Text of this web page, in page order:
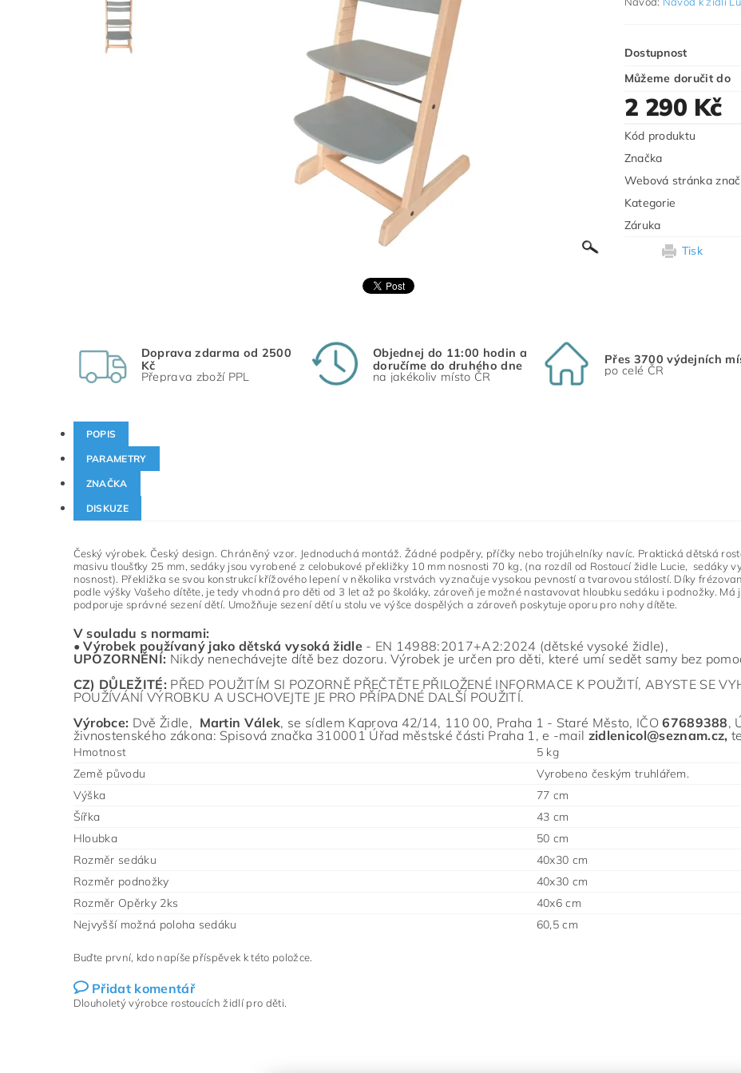
Dostupnost
Můžeme doručit do
2 290 Kč
Kód produktu
Značka
Webová stránka
Kategorie
Záruka
Tisk
Doprava zdarma od 2500
Kč
Přeprava zboží PPL
Objednej do 11:00 hodin a
doručíme do druhého dne
na jakékoliv místo ČR
Přes 3700 výdejních
po celé ČR
POPIS
PARAMETRY
ZNAČKA
DISKUZE
Český výrobek. Český design. Chráněný vzor. Jednoduchá montáž. Žádné podpěry, příčky nebo trojúhelníky navíc. Praktická dětská
masivu tloušťky 25 mm, sedáky jsou vyrobené z celobukové překližky 10 mm nosnosti 70 kg, (na rozdíl od Rostoucí židle Lucie, sedáky
nosnost). Překližka se svou konstrukcí křížového lepení v několika vrstvách vyznačuje vysokou pevností a tvarovou stálostí. Díky
podle výšky Vašeho dítěte, je tedy vhodná pro děti od 3 let až po školáky, zároveň je možné nastavovat hloubku sedáku i podnožky.
podporuje správné sezení dětí. Umožňuje sezení dětí u stolu ve výšce dospělých a zároveň poskytuje oporu pro nohy dítěte.
V souladu s normami:
• Výrobek používaný jako dětská vysoká židle - EN 14988:2017+A2:2024 (dětské vysoké židle),
UPOZORNĚNÍ: Nikdy nenechávejte dítě bez dozoru. Výrobek je určen pro děti, které umí sedět samy bez
CZ) DŮLEŽITÉ: PŘED POUŽITÍM SI POZORNĚ PŘEČTĚTE PŘILOŽENÉ INFORMACE K POUŽITÍ, ABYSTE SE
POUŽÍVÁNÍ VÝROBKU A USCHOVEJTE JE PRO PŘÍPADNÉ DALŠÍ POUŽITÍ.
Výrobce: Dvě Židle, Martin Válek, se sídlem Kaprova 42/14, 110 00, Praha 1 - Staré Město, IČO67689388,
živnostenského zákona: Spisová značka 310001 Úřad městské části Praha 1, e -mail zidlenicol@seznam.cz,
Hmotnost
5 kg
Země původu
Vyrobeno českým truhlářem.
Výška
77 cm
Šířka
43 cm
Hloubka
50 cm
Rozměr sedáku
40x30 cm
Rozměr podnožky
40x30 cm
Rozměr Opěrky 2ks
40x6 cm
Nejvyšší možná poloha sedáku
60,5 cm
Buďte první, kdo napíše příspěvek k této položce.
Přidat komentář
Dlouholetý výrobce rostoucích židlí pro děti.